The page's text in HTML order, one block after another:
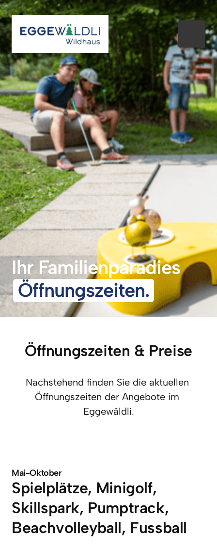
Ihr Familienparadies
Öffnungszeiten.
Öffnungszeiten & Preise
Nachstehend finden Sie die aktuellen
Öffnungszeiten der Angebote im
Eggewäldli.
Mai-Oktober
Spielplätze, Minigolf,
Skillspark, Pumptrack,
Beachvolleyball, Fussball